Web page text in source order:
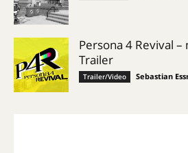
Persona 4 Revival
Trailer
Trailer/Video Sebastian